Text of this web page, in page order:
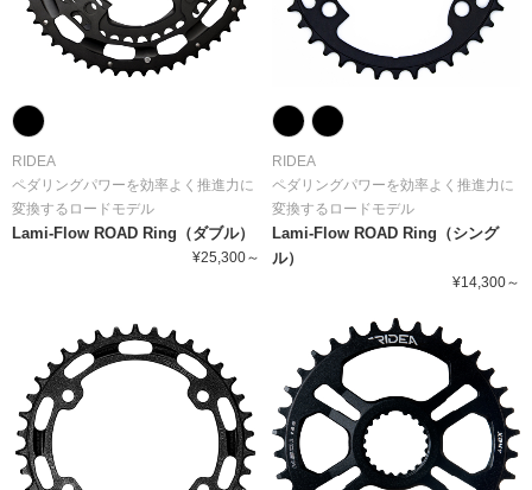
RIDEA
ペダリングパワーを効率よく推進力に
変換するロードモデル
Lami-Flow ROAD Ring（ダブル）
¥25,300～
RIDEA
ペダリングパワーを効率よく推進力に
変換するロードモデル
Lami-Flow ROAD Ring（シング
ル）
¥14,300～